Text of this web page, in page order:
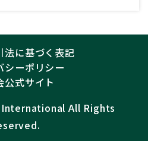
法に基づく表記
シーポリシー
公式サイト
International All Rights